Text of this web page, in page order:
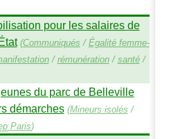
pour les salaires de
(Communiqués / Égalité femme-
/ rémunération/ santé/
du parc de Belleville
démarches (Mineurs isolés /
Paris)